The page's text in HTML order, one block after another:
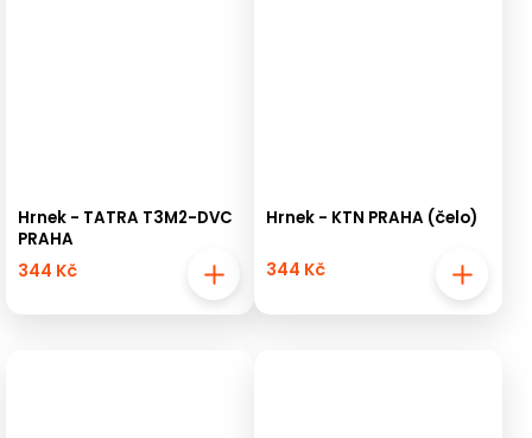
Hrnek - TATRA T3M2-DVC
PRAHA
344 Kč
Hrnek - KTN PRAHA (čelo)
344 Kč